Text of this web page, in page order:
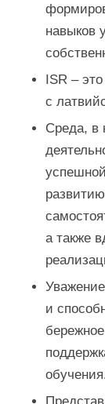
навыков
ISR –
с
Среда, в
а также
и